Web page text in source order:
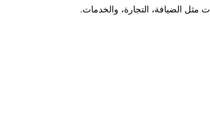
الضيافة، التجارة، والخدمات.